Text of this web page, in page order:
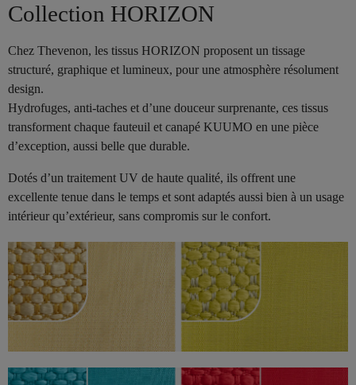
Collection HORIZON
Chez Thevenon, les tissus HORIZON proposent un tissage
structuré, graphique et lumineux, pour une atmosphère résolument
design.
Hydrofuges, anti-taches et d’une douceur surprenante, ces tissus
transforment chaque fauteuil et canapé KUUMO en une pièce
d’exception, aussi belle que durable.
Dotés d’un traitement UV de haute qualité, ils offrent une
excellente tenue dans le temps et sont adaptés aussi bien à un usage
intérieur qu’extérieur, sans compromis sur le confort.